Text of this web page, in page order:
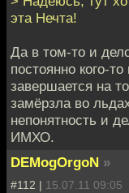
эта Нечта!
Да в том-то и
постоянно кого-
завершается на
замёрзла во
непонятность и
ИМХО.
DEMogOrgoN »
#112 | 15.07.11 09:05